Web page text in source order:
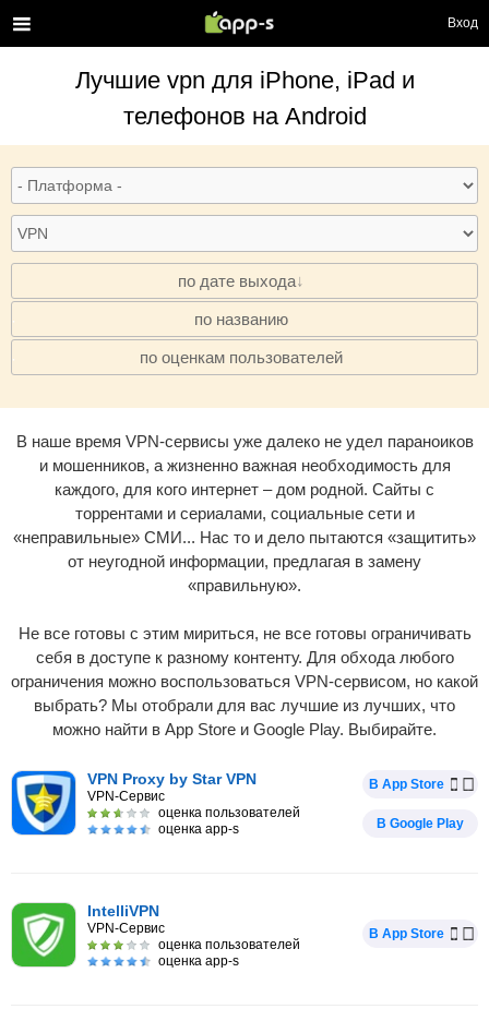
Вход
Лучшие vpn для iPhone, iPad и
телефонов на Android
по дате выхода
· по названию
· по оценкам пользователей
В наше время VPN-сервисы уже далеко не удел параноиков
и мошенников, а жизненно важная необходимость для
каждого, для кого интернет – дом родной. Сайты с
торрентами и сериалами, социальные сети и
«неправильные» СМИ... Нас то и дело пытаются «защитить»
от неугодной информации, предлагая в замену
«правильную».
Не все готовы с этим мириться, не все готовы ограничивать
себя в доступе к разному контенту. Для обхода любого
ограничения можно воспользоваться VPN-сервисом, но какой
выбрать? Мы отобрали для вас лучшие из лучших, что
можно найти в App Store и Google Play. Выбирайте.
VPN Proxy by Star VPN
VPN-Сервис
оценка пользователей
оценка app-s
В App Store
В Google Play
IntelliVPN
VPN-Сервис
оценка пользователей
оценка app-s
В App Store